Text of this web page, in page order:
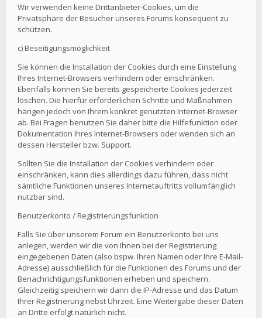
Wir verwenden keine Drittanbieter-Cookies, um die
Privatsphäre der Besucher unseres Forums konsequent zu
schützen.
c) Beseitigungsmöglichkeit
Sie können die Installation der Cookies durch eine Einstellung
Ihres Internet-Browsers verhindern oder einschränken.
Ebenfalls können Sie bereits gespeicherte Cookies jederzeit
löschen. Die hierfür erforderlichen Schritte und Maßnahmen
hängen jedoch von Ihrem konkret genutzten Internet-Browser
ab. Bei Fragen benutzen Sie daher bitte die Hilfefunktion oder
Dokumentation Ihres Internet-Browsers oder wenden sich an
dessen Hersteller bzw. Support.
Sollten Sie die Installation der Cookies verhindern oder
einschränken, kann dies allerdings dazu führen, dass nicht
sämtliche Funktionen unseres Internetauftritts vollumfänglich
nutzbar sind.
Benutzerkonto / Registrierungsfunktion
Falls Sie über unserem Forum ein Benutzerkonto bei uns
anlegen, werden wir die von Ihnen bei der Registrierung
eingegebenen Daten (also bspw. Ihren Namen oder Ihre E-Mail-
Adresse) ausschließlich für die Funktionen des Forums und der
Benachrichtigungsfunktionen erheben und speichern.
Gleichzeitig speichern wir dann die IP-Adresse und das Datum
Ihrer Registrierung nebst Uhrzeit. Eine Weitergabe dieser Daten
an Dritte erfolgt natürlich nicht.